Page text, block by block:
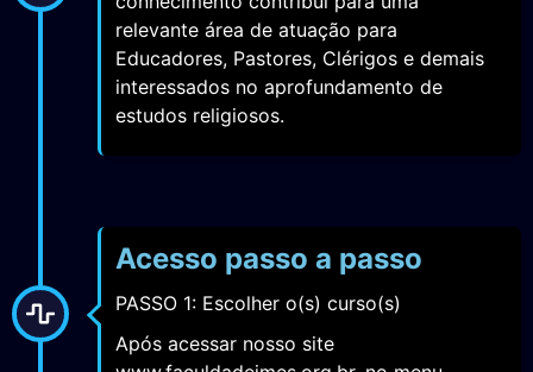
relevante área de atuação para
Educadores, Pastores, Clérigos e demais
interessados no aprofundamento de
estudos religiosos.
Acesso passo a passo
www.faculdadeimes.org.br, no menu